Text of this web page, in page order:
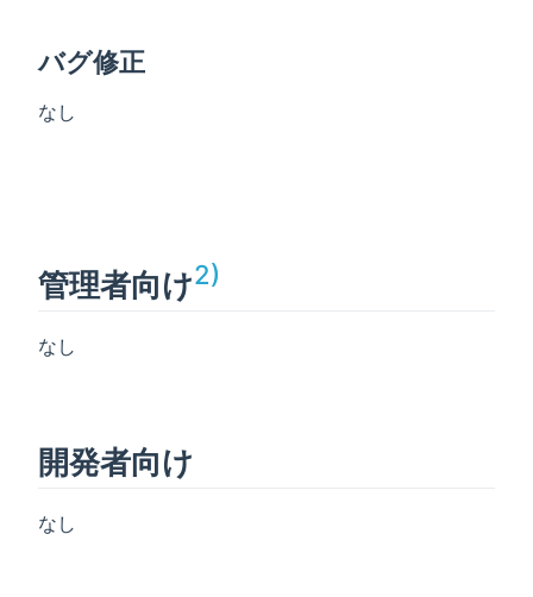
バグ修正
なし
管理者向け2)
なし
開発者向け
なし